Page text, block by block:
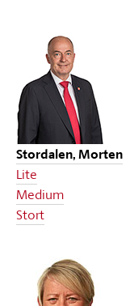
Stordalen, Morten
Lite
Medium
Stort